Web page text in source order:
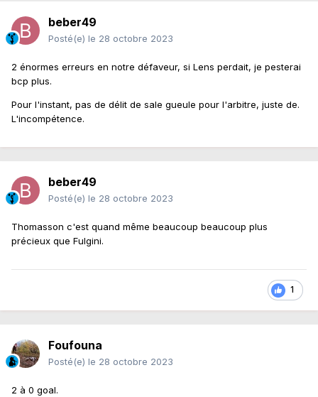
beber49
Posté(e) le 28 octobre 2023
2 énormes erreurs en notre défaveur, si Lens perdait, je pesterai
bcp plus.
Pour l'instant, pas de délit de sale gueule pour l'arbitre, juste de.
L'incompétence.
beber49
Posté(e) le 28 octobre 2023
Thomasson c'est quand même beaucoup beaucoup plus
précieux que Fulgini.
1
Foufouna
Posté(e) le 28 octobre 2023
2 à 0 goal.